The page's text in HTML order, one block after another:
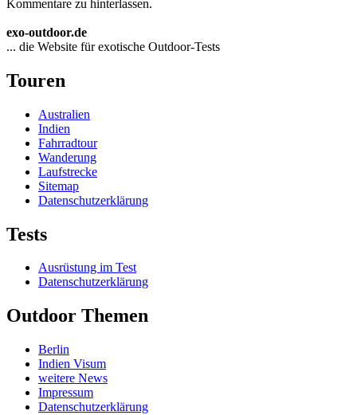
Kommentare zu hinterlassen.
exo-outdoor.de
... die Website für exotische Outdoor-Tests
Touren
Australien
Indien
Fahrradtour
Wanderung
Laufstrecke
Sitemap
Datenschutzerklärung
Tests
Ausrüstung im Test
Datenschutzerklärung
Outdoor Themen
Berlin
Indien Visum
weitere News
Impressum
Datenschutzerklärung